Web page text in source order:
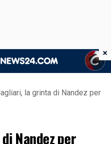
la grinta di Nandez per
Nandez per
×